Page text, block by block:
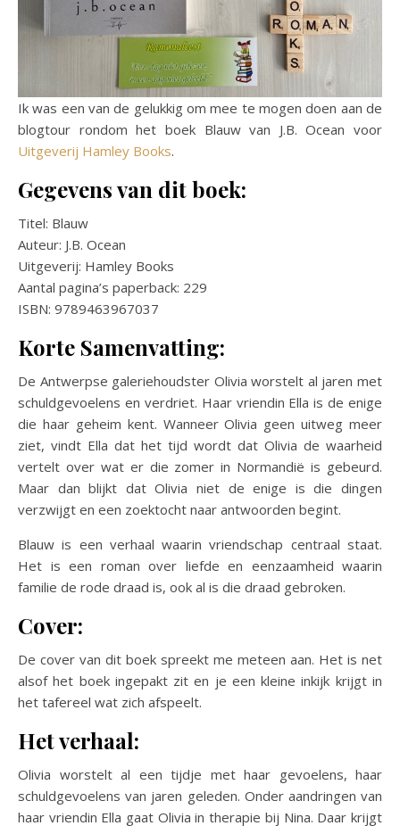
Ik was een van de gelukkig om mee te mogen doen aan de
blogtour rondom het boek Blauw van J.B. Ocean voor
Uitgeverij Hamley Books.
Gegevens van dit boek:
Titel: Blauw
Auteur: J.B. Ocean
Uitgeverij: Hamley Books
Aantal pagina’s paperback: 229
ISBN: 9789463967037
Korte Samenvatting:
De Antwerpse galeriehoudster Olivia worstelt al jaren met
schuldgevoelens en verdriet. Haar vriendin Ella is de enige
die haar geheim kent. Wanneer Olivia geen uitweg meer
ziet, vindt Ella dat het tijd wordt dat Olivia de waarheid
vertelt over wat er die zomer in Normandië is gebeurd.
Maar dan blijkt dat Olivia niet de enige is die dingen
verzwijgt en een zoektocht naar antwoorden begint.
Blauw is een verhaal waarin vriendschap centraal staat.
Het is een roman over liefde en eenzaamheid waarin
familie de rode draad is, ook al is die draad gebroken.
Cover:
De cover van dit boek spreekt me meteen aan. Het is net
alsof het boek ingepakt zit en je een kleine inkijk krijgt in
het tafereel wat zich afspeelt.
Het verhaal:
Olivia worstelt al een tijdje met haar gevoelens, haar
schuldgevoelens van jaren geleden. Onder aandringen van
haar vriendin Ella gaat Olivia in therapie bij Nina. Daar krijgt